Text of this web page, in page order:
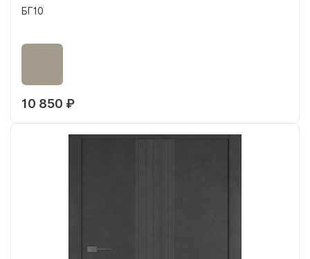
БГ10
10 850 ₽